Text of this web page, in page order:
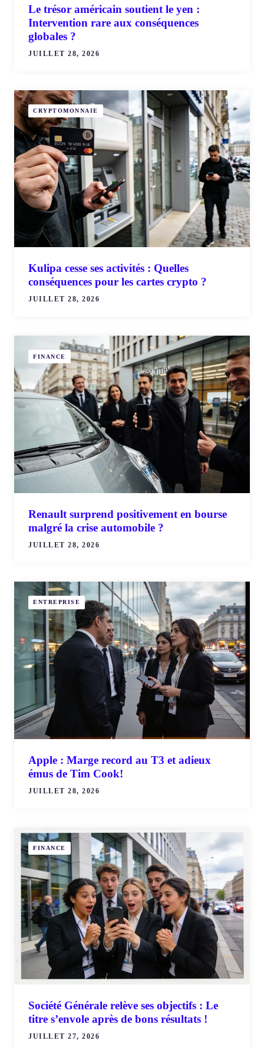
Le trésor américain soutient le yen :
Intervention rare aux conséquences
globales ?
JUILLET 28, 2026
CRYPTOMONNAIE
Kulipa cesse ses activités : Quelles
conséquences pour les cartes crypto ?
JUILLET 28, 2026
FINANCE
Renault surprend positivement en bourse
malgré la crise automobile ?
JUILLET 28, 2026
ENTREPRISE
Apple : Marge record au T3 et adieux
émus de Tim Cook!
JUILLET 28, 2026
FINANCE
Société Générale relève ses objectifs : Le
titre s’envole après de bons résultats !
JUILLET 27, 2026